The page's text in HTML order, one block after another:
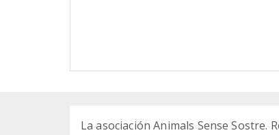
La asociación Animals Sense